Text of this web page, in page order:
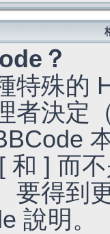
？
特殊的
者決定
和 ] 而
要得到
說明。